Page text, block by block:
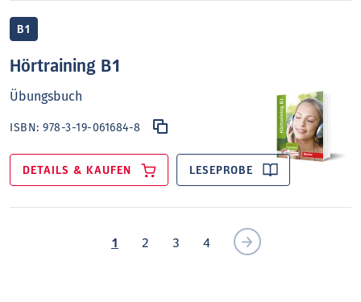
B1
Hörtraining B1
Übungsbuch
ISBN:978-3-19-061684-8
DETAILS & KAUFEN LESEPROBE
1 2 3 4